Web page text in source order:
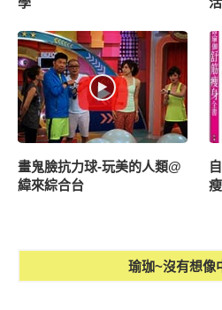
畫鬼臉抗力球-玩美的人類@
緯來綜合台
瑜珈~沒有想像